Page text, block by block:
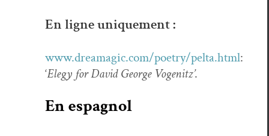
En ligne uniquement :
www.dreamagic.com/poetry/pelta.html:
‘Ele­gy for David George Vogenitz’.
En espagnol